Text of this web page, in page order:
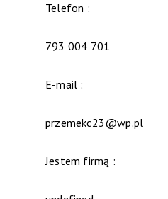
Telefon :
793 004 701
E-mail :
przemekc23@wp.pl
Jestem firmą :